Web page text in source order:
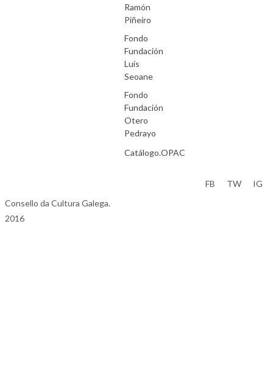
Ramón
Piñeiro
Fondo
Fundación
Luís
Seoane
Fondo
Fundación
Otero
Pedrayo
Catálogo.OPAC
Consello da Cultura Galega.
2016
FB TW IG